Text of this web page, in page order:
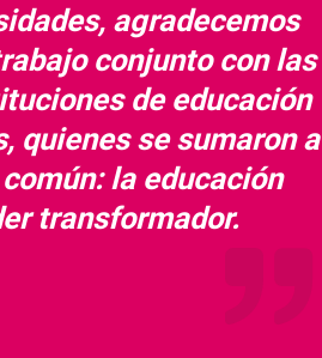
agradecemos
conjunto con las
de educación
quienes se sumaron a
la educación
transformador.